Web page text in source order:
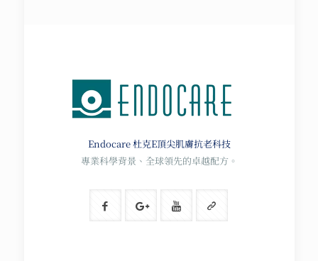
Endocare 杜克E頂尖肌膚抗老科技
專業科學背景、全球領先的卓越配方。